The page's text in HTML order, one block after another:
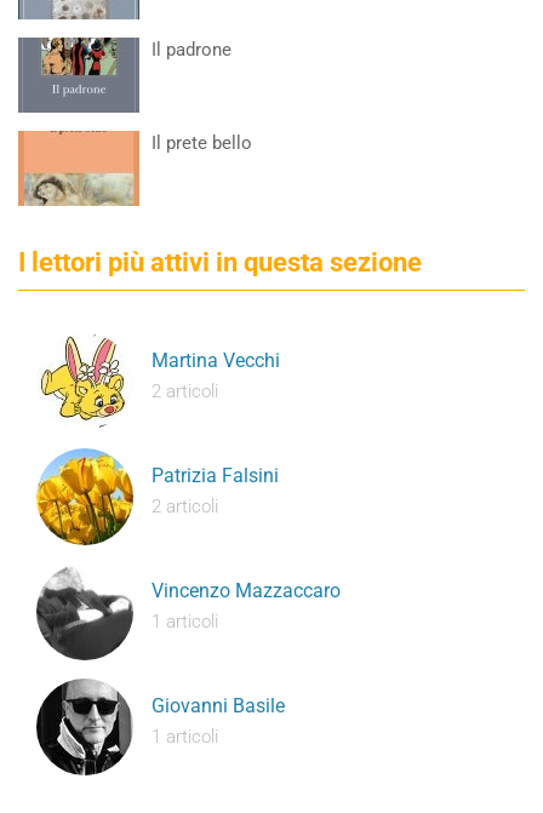
Il padrone
Il prete bello
I lettori più attivi in questa sezione
Martina Vecchi
2 articoli
Patrizia Falsini
2 articoli
Vincenzo Mazzaccaro
1 articoli
Giovanni Basile
1 articoli